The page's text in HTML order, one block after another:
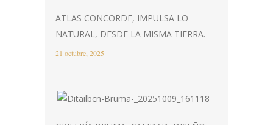
ATLAS CONCORDE, IMPULSA LO
NATURAL, DESDE LA MISMA TIERRA.
21 octubre, 2025